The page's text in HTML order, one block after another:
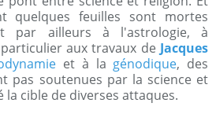
quelques feuilles sont mortes
par ailleurs à l'astrologie, à
aux travaux de Jacques
et à la génodique, des
pas soutenues par la science et
la cible de diverses attaques.